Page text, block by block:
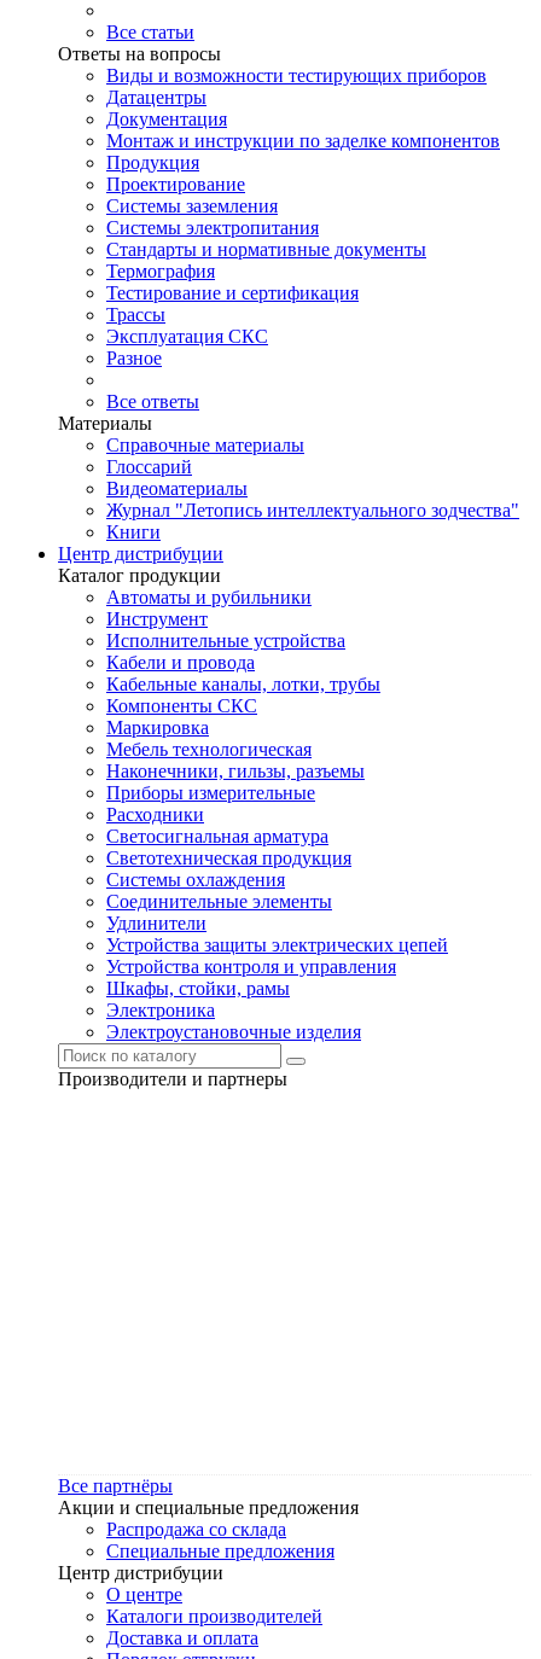
Все статьи
Ответы на вопросы
Виды и возможности тестирующих приборов
Датацентры
Документация
Монтаж и инструкции по заделке компонентов
Продукция
Проектирование
Системы заземления
Системы электропитания
Стандарты и нормативные документы
Термография
Тестирование и сертификация
Трассы
Эксплуатация СКС
Разное
Все ответы
Материалы
Справочные материалы
Глоссарий
Видеоматериалы
Журнал "Летопись интеллектуального зодчества"
Книги
Центр дистрибуции
Каталог продукции
Автоматы и рубильники
Инструмент
Исполнительные устройства
Кабели и провода
Кабельные каналы, лотки, трубы
Компоненты СКС
Маркировка
Мебель технологическая
Наконечники, гильзы, разъемы
Приборы измерительные
Расходники
Светосигнальная арматура
Светотехническая продукция
Системы охлаждения
Соединительные элементы
Удлинители
Устройства защиты электрических цепей
Устройства контроля и управления
Шкафы, стойки, рамы
Электроника
Электроустановочные изделия
Производители и партнеры
Все партнёры
Акции и специальные предложения
Распродажа со склада
Специальные предложения
Центр дистрибуции
О центре
Каталоги производителей
Доставка и оплата